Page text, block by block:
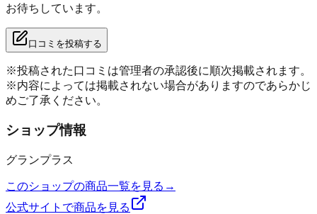
お待ちしています。
口コミを投稿する
※投稿された口コミは管理者の承認後に順次掲載されます。
※内容によっては掲載されない場合がありますのであらかじ
めご了承ください。
ショップ情報
グランプラス
このショップの商品一覧を見る →
公式サイトで商品を見る